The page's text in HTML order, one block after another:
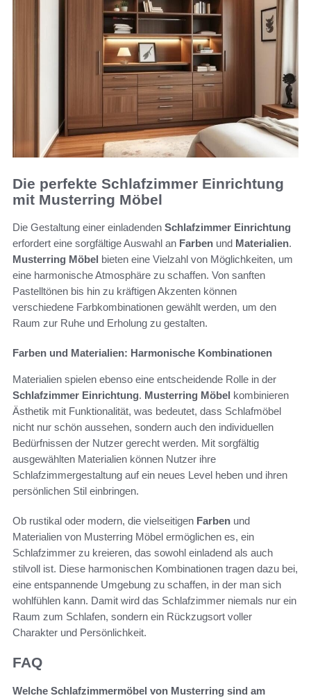
Die perfekte Schlafzimmer Einrichtung
mit Musterring Möbel
Die Gestaltung einer einladenden Schlafzimmer Einrichtung
erfordert eine sorgfältige Auswahl an Farben und Materialien.
Musterring Möbel bieten eine Vielzahl von Möglichkeiten, um
eine harmonische Atmosphäre zu schaffen. Von sanften
Pastelltönen bis hin zu kräftigen Akzenten können
verschiedene Farbkombinationen gewählt werden, um den
Raum zur Ruhe und Erholung zu gestalten.
Farben und Materialien: Harmonische Kombinationen
Materialien spielen ebenso eine entscheidende Rolle in der
Schlafzimmer Einrichtung. Musterring Möbel kombinieren
Ästhetik mit Funktionalität, was bedeutet, dass Schlafmöbel
nicht nur schön aussehen, sondern auch den individuellen
Bedürfnissen der Nutzer gerecht werden. Mit sorgfältig
ausgewählten Materialien können Nutzer ihre
Schlafzimmergestaltung auf ein neues Level heben und ihren
persönlichen Stil einbringen.
Ob rustikal oder modern, die vielseitigen Farben und
Materialien von Musterring Möbel ermöglichen es, ein
Schlafzimmer zu kreieren, das sowohl einladend als auch
stilvoll ist. Diese harmonischen Kombinationen tragen dazu bei,
eine entspannende Umgebung zu schaffen, in der man sich
wohlfühlen kann. Damit wird das Schlafzimmer niemals nur ein
Raum zum Schlafen, sondern ein Rückzugsort voller
Charakter und Persönlichkeit.
FAQ
Welche Schlafzimmermöbel von Musterring sind am